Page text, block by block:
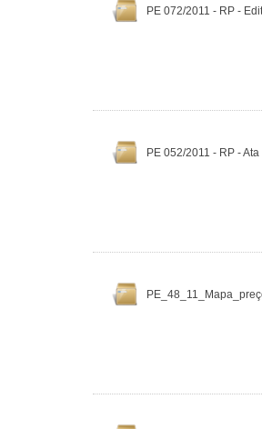
PE 072/2011 - RP -
PE 052/2011 - RP -